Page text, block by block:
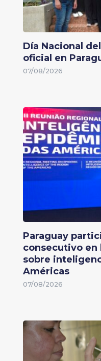
Día Nacional
oficial en
07/08/2026
Paraguay
consecutivo en
sobre
Américas
07/08/2026